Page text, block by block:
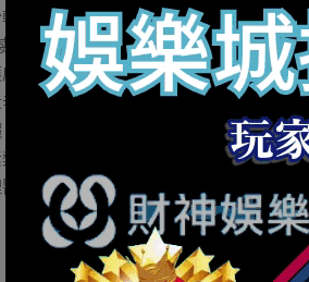
為溫順的美白抗老產物。有些時辰，過
象的反復產生？姚雪妍：依據《中國
、需要時共同皮膚科大夫醫治。改良生
辣食品、大批喝酒、情感焦炙重要、悶
化妝、卸妝等方面。皮膚科對于敏感皮
藥物、鈣調磷酸酶按捺劑類藥物、修復
治包含寒噴醫治、光電類醫治等。